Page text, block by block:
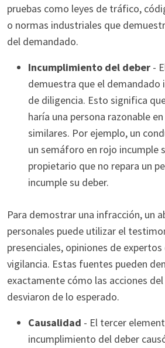
pruebas como leyes de tráfico,
o normas industriales que
del demandado.
Incumplimiento del deber -
demuestra que el demandado
de diligencia. Esto significa
haría una persona razonable
similares. Por ejemplo, un
un semáforo en rojo incumple
propietario que no repara un
incumple su deber.
Para demostrar una infracción, un
personales puede utilizar el
presenciales, opiniones de
vigilancia. Estas fuentes pueden
exactamente cómo las acciones
desviaron de lo esperado.
Causalidad - El tercer
incumplimiento del deber